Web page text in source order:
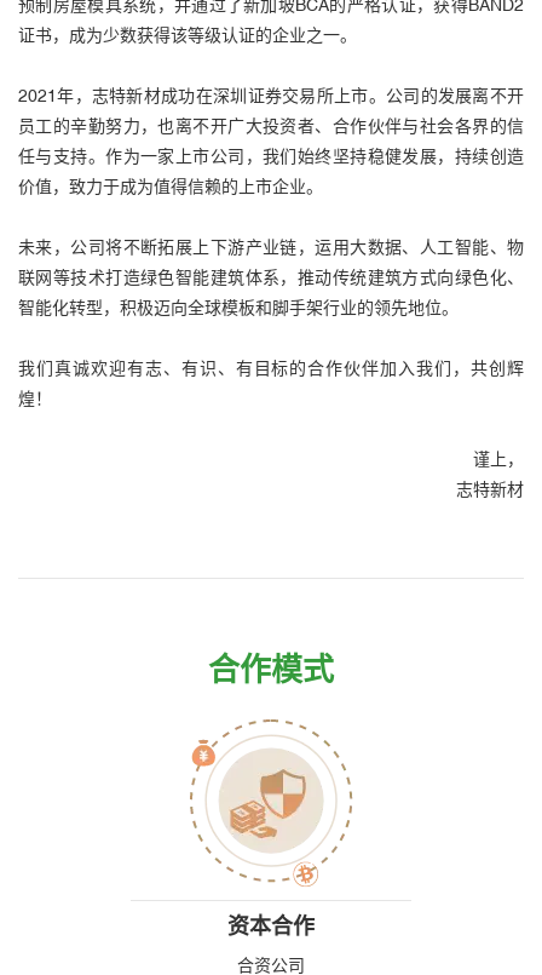
预制房屋模具系统，并通过了新加坡BCA的严格认证，获得BAND2
证书，成为少数获得该等级认证的企业之一。
2021年，志特新材成功在深圳证券交易所上市。公司的发展离不开
员工的辛勤努力，也离不开广大投资者、合作伙伴与社会各界的信
任与支持。作为一家上市公司，我们始终坚持稳健发展，持续创造
价值，致力于成为值得信赖的上市企业。
未来，公司将不断拓展上下游产业链，运用大数据、人工智能、物
联网等技术打造绿色智能建筑体系，推动传统建筑方式向绿色化、
智能化转型，积极迈向全球模板和脚手架行业的领先地位。
我们真诚欢迎有志、有识、有目标的合作伙伴加入我们，共创辉
煌！
谨上，
志特新材
合作模式
资本合作
合资公司